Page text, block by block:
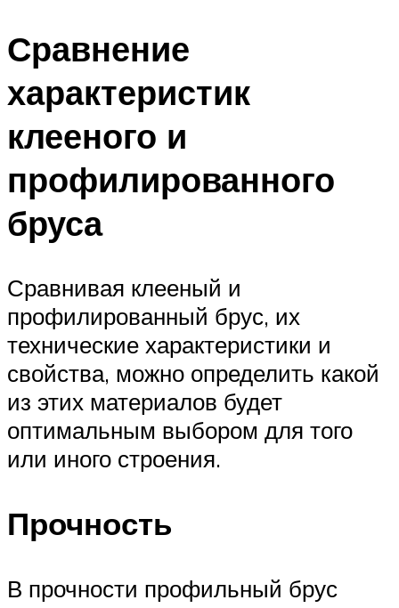
Сравнение
характеристик
клееного и
профилированного
бруса
Сравнивая клееный и
профилированный брус, их
технические характеристики и
свойства, можно определить какой
из этих материалов будет
оптимальным выбором для того
или иного строения.
Прочность
В прочности профильный брус